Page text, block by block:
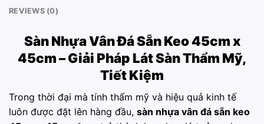
REVIEWS (0)
Sàn Nhựa Vân Đá Sẵn Keo 45cm x
45cm – Giải Pháp Lát Sàn Thẩm Mỹ,
Tiết Kiệm
Trong thời đại mà tính thẩm mỹ và hiệu quả kinh tế
luôn được đặt lên hàng đầu, sàn nhựa vân đá sẵn keo